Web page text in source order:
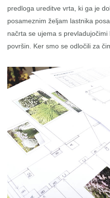
predloga ureditve vrta, ki ga je
posameznim željam lastnika
načrta se ujema s
površin. Ker smo se odločili za